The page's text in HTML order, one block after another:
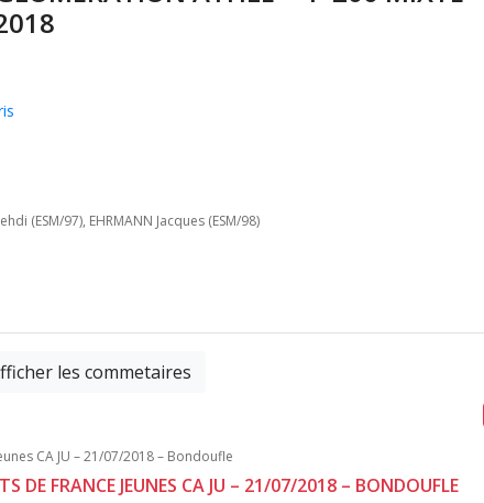
(ESM/97), EHRMANN Jacques (ESM/98)
les commetaires
DE FRANCE JEUNES CA JU – 21/07/2018 – BONDOUFLE